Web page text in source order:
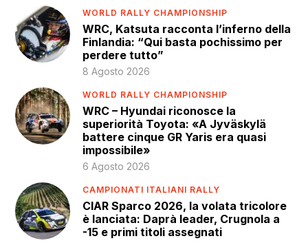
WORLD RALLY CHAMPIONSHIP
WRC, Katsuta racconta l’inferno della
Finlandia: “Qui basta pochissimo per
perdere tutto”
8 Agosto 2026
WORLD RALLY CHAMPIONSHIP
WRC – Hyundai riconosce la
superiorità Toyota: «A Jyväskylä
battere cinque GR Yaris era quasi
impossibile»
6 Agosto 2026
CAMPIONATI ITALIANI RALLY
CIAR Sparco 2026, la volata tricolore
è lanciata: Daprà leader, Crugnola a
-15 e primi titoli assegnati